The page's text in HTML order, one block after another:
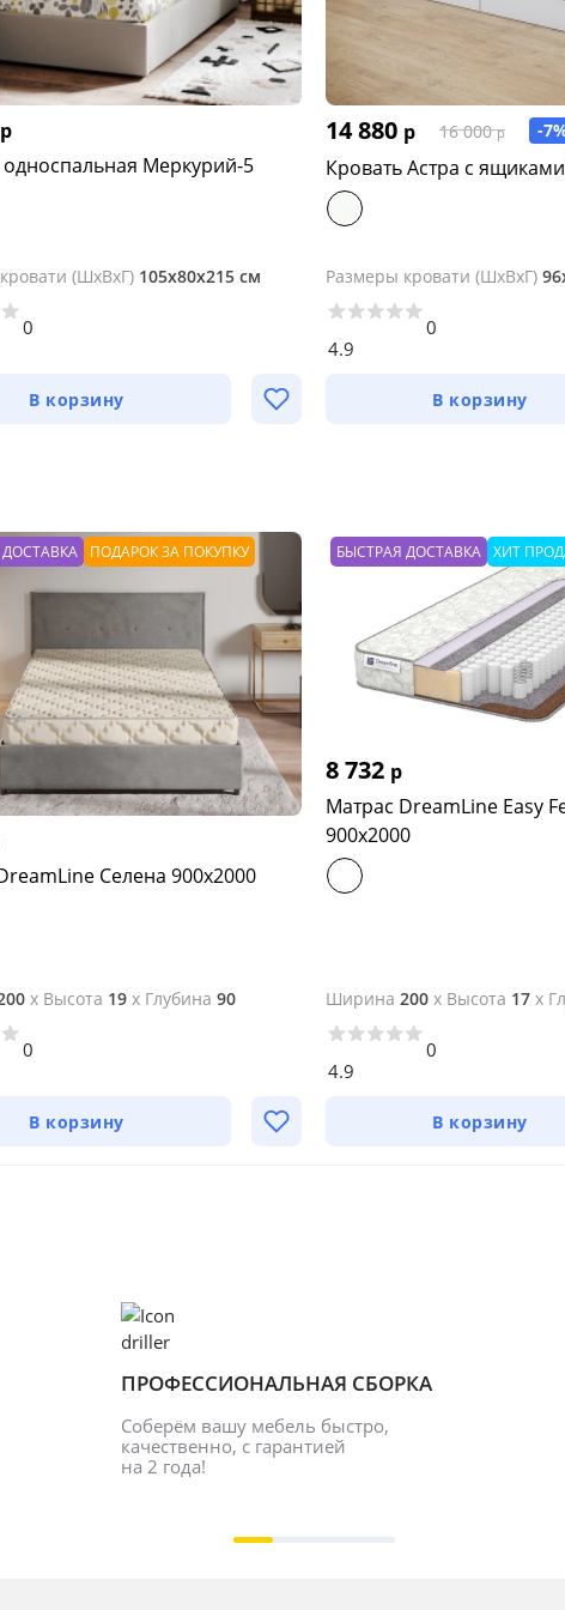
р
односпальная Меркурий-5
(ШхВхГ) 105х80х215 см
0
В корзину
14 880 р 16 000 р -
Размеры кровати (ШхВхГ)
4.9
0
В корзину
ПОДАРОК ЗА ПОКУПКУ
Селена 900x2000
x Высота 19 x Глубина 90
0
В корзину
БЫСТРАЯ ДОСТАВКА ХИТ
8 732 р
Матрас DreamLine Easy
900x2000
Ширина 200 x Высота 17 x
4.9
0
В корзину
ПРОФЕССИОНАЛЬНАЯ СБОРКА
Соберём вашу мебель быстро,
качественно, с гарантией
на 2 года!